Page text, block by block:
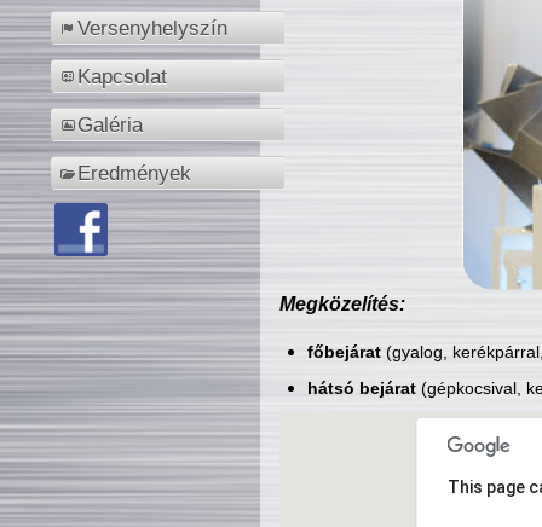
Versenyhelyszín
Kapcsolat
Galéria
Eredmények
Megközelítés:
főbejárat(gyalog,
hátsó bejárat(gépkocsival,
This page